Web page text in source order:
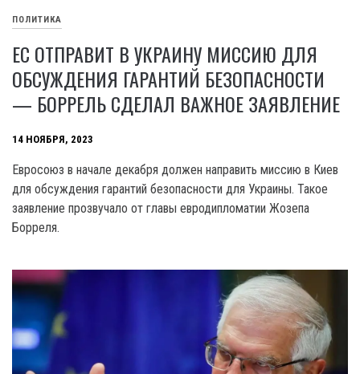
ПОЛИТИКА
ЕС ОТПРАВИТ В УКРАИНУ МИССИЮ ДЛЯ
ОБСУЖДЕНИЯ ГАРАНТИЙ БЕЗОПАСНОСТИ
— БОРРЕЛЬ СДЕЛАЛ ВАЖНОЕ ЗАЯВЛЕНИЕ
14 НОЯБРЯ, 2023
Евросоюз в начале декабря должен направить миссию в Киев
для обсуждения гарантий безопасности для Украины. Такое
заявление прозвучало от главы евродипломатии Жозепа
Борреля.